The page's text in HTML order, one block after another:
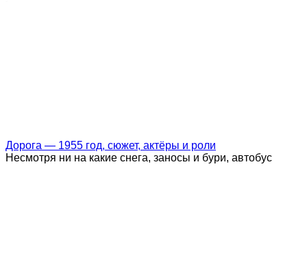
Дорога — 1955 год, сюжет, актёры и роли
Несмотря ни на какие снега, заносы и бури, автобус